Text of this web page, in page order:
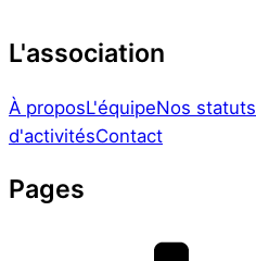
L'association
À proposL'équipeNos statuts
d'activitésContact
Pages